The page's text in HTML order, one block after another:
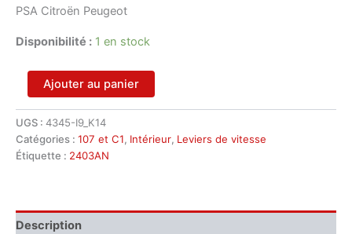
PSA Citroën Peugeot
Disponibilité : 1 en stock
quantité
de
Levier
de
vitesses
automatique
C1
Ajouter au panier
UGS : 4345-I9_K14
Catégories : 107 et C1, Intérieur, Leviers de vitesse
Étiquette : 2403AN
Description